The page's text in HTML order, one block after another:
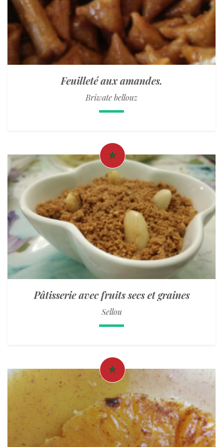
Feuilleté aux amandes.
Briwate bellouz
Pâtisserie avec fruits secs et graines
Sellou